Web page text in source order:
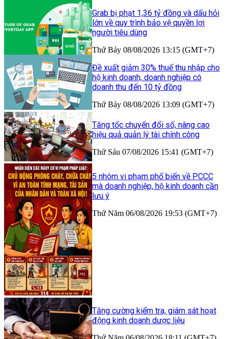
Grab bị phạt 1,36 tỷ đồng và dấu hỏi
lớn về quy trình bảo vệ quyền lợi
người tiêu dùng
Thứ Bảy 08/08/2026 13:15 (GMT+7)
Đề xuất giảm 30% thuế thu nhập cho
hộ kinh doanh, doanh nghiệp có
doanh thu đến 10 tỷ đồng
Thứ Bảy 08/08/2026 13:09 (GMT+7)
Tăng tốc chuyển đổi số, nâng cao
hiệu quả quản lý tài chính công
Thứ Sáu 07/08/2026 15:41 (GMT+7)
5 nhóm vi phạm phổ biến về PCCC
mà doanh nghiệp, hộ kinh doanh cần
lưu ý
Thứ Năm 06/08/2026 19:53 (GMT+7)
Tăng cường kiểm tra, giám sát hoạt
động kinh doanh dược liệu